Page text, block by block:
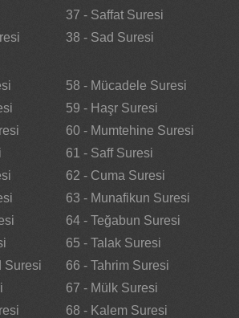
37 - Saffat Suresi
38 - Sad Suresi
Suresi
58 - Mücadele Suresi
59 - Haşr Suresi
60 - Mumtehine Suresi
61 - Saff Suresi
62 - Cuma Suresi
63 - Munafikun Suresi
64 - Teğabun Suresi
65 - Talak Suresi
66 - Tahrim Suresi
67 - Mülk Suresi
68 - Kalem Suresi